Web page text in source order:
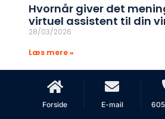
Forside E-mail
Hvornår giver det
virtuel assistent til din
28/03/2026
Læs mere »